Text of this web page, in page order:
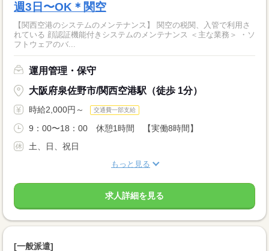
週3日〜OK＊関空
【関西空港のシステムのメンテナンス】 関空の税関、入管で利用さ
れている 顔認証機能付きシステムのメンテナンス ＜主な業務＞ ・ソ
フトウェアのバ...
運用管理・保守
大阪府泉佐野市/関西空港駅（徒歩 1分）
時給2,000円～ 交通費一部支給
9：00〜18：00 休憩1時間 【実働8時間】
土、日、祝日
もっと見る
求人詳細を見る
[一般派遣]